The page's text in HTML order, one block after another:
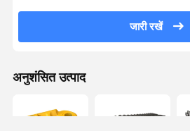
जारी रखें
अनुशंसित उत्पाद